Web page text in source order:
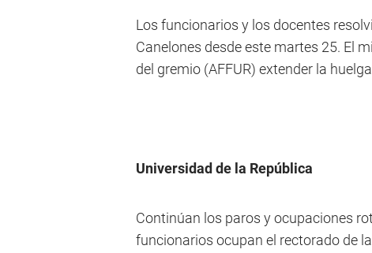
Los funcionarios y los docentes
Canelones desde este martes 25. El
del gremio (AFFUR) extender la
Universidad de la República
Continúan los paros y ocupaciones
funcionarios ocupan el rectorado de